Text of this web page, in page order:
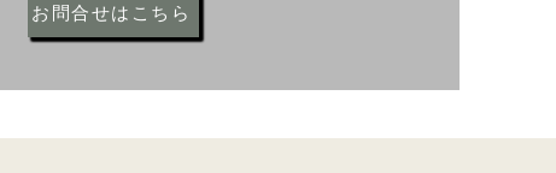
お問合せはこちら